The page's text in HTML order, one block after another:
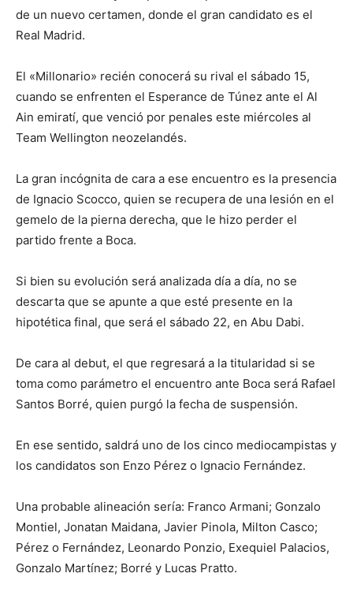
de un nuevo certamen, donde el gran candidato es el
Real Madrid.
El «Millonario» recién conocerá su rival el sábado 15,
cuando se enfrenten el Esperance de Túnez ante el Al
Ain emiratí, que venció por penales este miércoles al
Team Wellington neozelandés.
La gran incógnita de cara a ese encuentro es la presencia
de Ignacio Scocco, quien se recupera de una lesión en el
gemelo de la pierna derecha, que le hizo perder el
partido frente a Boca.
Si bien su evolución será analizada día a día, no se
descarta que se apunte a que esté presente en la
hipotética final, que será el sábado 22, en Abu Dabi.
De cara al debut, el que regresará a la titularidad si se
toma como parámetro el encuentro ante Boca será Rafael
Santos Borré, quien purgó la fecha de suspensión.
En ese sentido, saldrá uno de los cinco mediocampistas y
los candidatos son Enzo Pérez o Ignacio Fernández.
Una probable alineación sería: Franco Armani; Gonzalo
Montiel, Jonatan Maidana, Javier Pinola, Milton Casco;
Pérez o Fernández, Leonardo Ponzio, Exequiel Palacios,
Gonzalo Martínez; Borré y Lucas Pratto.